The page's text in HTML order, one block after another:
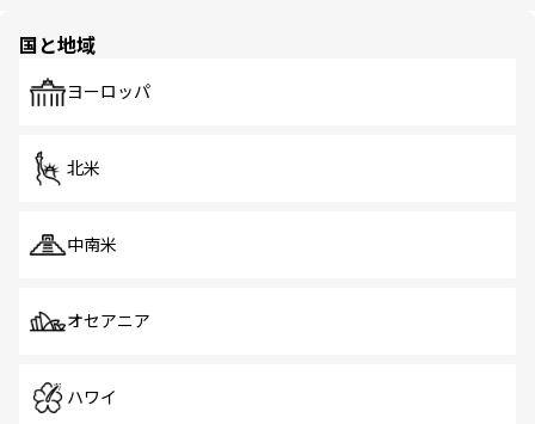
で、ホーカーズは地元の風情を楽しめる外せないスポット
国と地域
ヨーロッパ
北米
中南米
オセアニア
ハワイ